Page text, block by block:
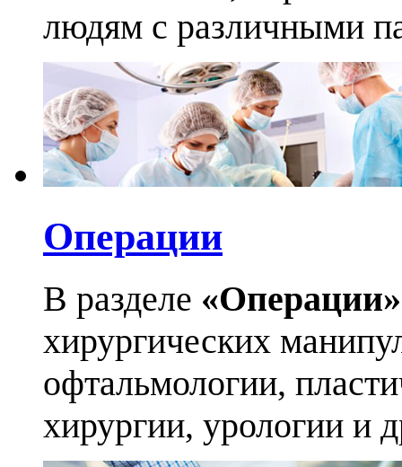
людям с различными
Операции
В разделе «Операции»
хирургических
офтальмологии,
хирургии, урологии и